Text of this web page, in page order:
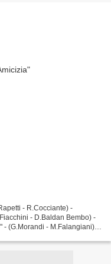
- R.Cocciante) -
- D.Baldan Bembo) -
(G.Morandi - M.Falangiani) -